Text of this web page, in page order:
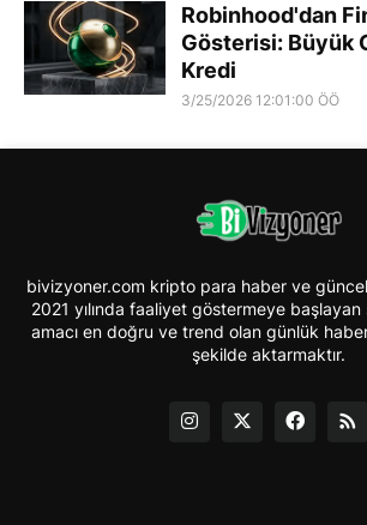
Robinhood'dan
Gösterisi: Büyük
Kredi
3/25/2026 12:01:00 ÖÖ
bivizyoner.com kripto para haber ve
2021 yılında faaliyet göstermeye
amacı en doğru ve trend olan günlük
şekilde aktarmaktır.